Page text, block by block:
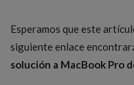
Esperamos que este
siguiente enlace
solución a MacBook Pro